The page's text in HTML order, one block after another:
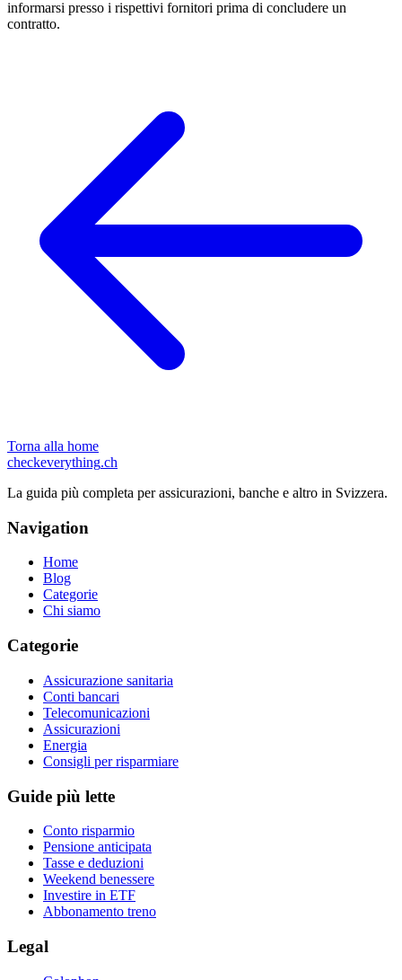
informarsi presso i rispettivi fornitori prima di concludere un
contratto.
Torna alla home
checkeverything.ch
La guida più completa per assicurazioni, banche e altro in Svizzera.
Navigation
Home
Blog
Categorie
Chi siamo
Categorie
Assicurazione sanitaria
Conti bancari
Telecomunicazioni
Assicurazioni
Energia
Consigli per risparmiare
Guide più lette
Conto risparmio
Pensione anticipata
Tasse e deduzioni
Weekend benessere
Investire in ETF
Abbonamento treno
Legal